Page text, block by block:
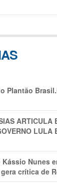
Plantão
ARTICULA
LULA
Nunes
crítica de